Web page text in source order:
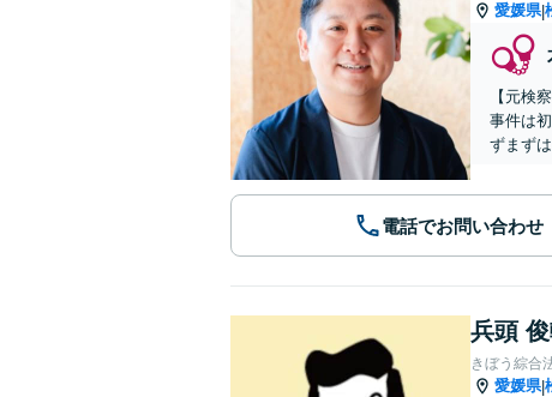
愛媛県|
【元検
事件は
ずまず
電話でお問い合わせ
兵頭
きぼう綜合
愛媛県|